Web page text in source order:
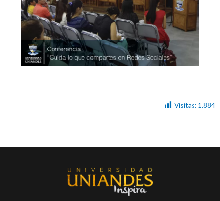
Visitas: 1.884